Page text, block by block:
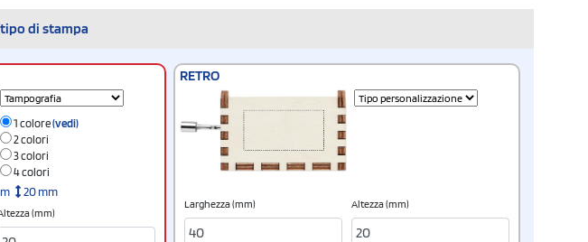
di stampa
1 colore(vedi)
2 colori
3 colori
4 colori
20 mm
(mm)
RETRO
Larghezza (mm) Altezza (mm)